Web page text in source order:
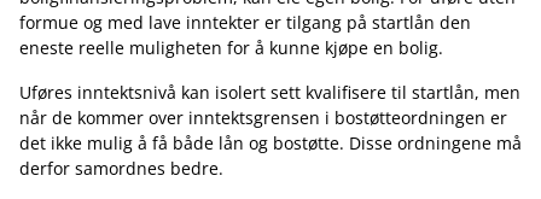
formue og med lave inntekter er tilgang på startlån den
eneste reelle muligheten for å kunne kjøpe en bolig.
Uføres inntektsnivå kan isolert sett kvalifisere til startlån, men
når de kommer over inntektsgrensen i bostøtteordningen er
det ikke mulig å få både lån og bostøtte. Disse ordningene må
derfor samordnes bedre.